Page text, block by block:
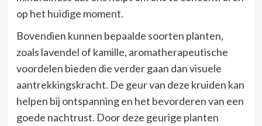
op het huidige moment.
Bovendien kunnen bepaalde soorten planten,
zoals lavendel of kamille, aromatherapeutische
voordelen bieden die verder gaan dan visuele
aantrekkingskracht. De geur van deze kruiden kan
helpen bij ontspanning en het bevorderen van een
goede nachtrust. Door deze geurige planten